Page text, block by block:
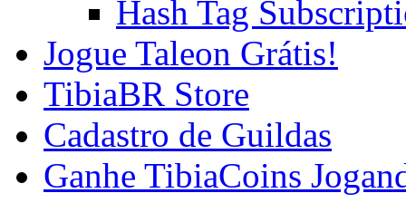
Hash Tag
Jogue Taleon Grátis!
TibiaBR Store
Cadastro de Guildas
Ganhe TibiaCoins